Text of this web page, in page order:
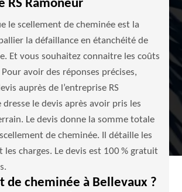
RS Ramoneur
le scellement de cheminée est la
la défaillance en étanchéité de
Et vous souhaitez connaitre les coûts
avoir des réponses précises,
auprès de l’entreprise RS
dresse le devis après avoir pris les
Le devis donne la somme totale
de cheminée. Il détaille les
les charges. Le devis est 100 % gratuit
de cheminée à Bellevaux ?